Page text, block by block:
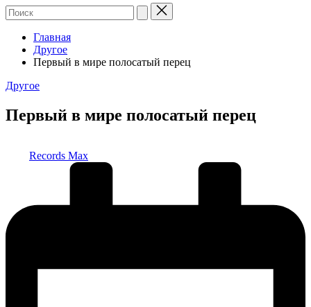
Главная
Другое
Первый в мире полосатый перец
Опубликовано
Другое
Первый в мире полосатый перец
Records Max